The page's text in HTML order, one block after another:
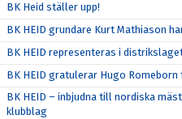
BK Heid ställer upp!
BK HEID grundare Kurt Mathiason
BK HEID representeras i
BK HEID gratulerar Hugo Romeborn
BK HEID – inbjudna till nordiska
klubblag